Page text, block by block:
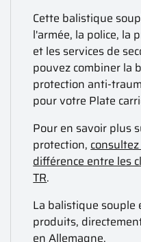
Cette balistique
l'armée, la police, la
et les services de
pouvez combiner la
protection anti-
pour votre Plate
Pour en savoir plus
protection,
différence entre les
TR.
La balistique souple
produits,
en Allemagne.